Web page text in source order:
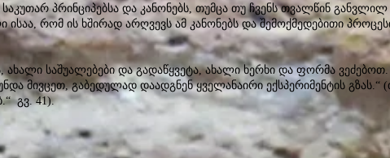
პრინციპებსა და კანონებს, თუმცა თუ ჩვენს თვალწინ
რომ ის ხშირად არღვევს ამ კანონებს და შემოქმედებითი
საშუალებები და გადაწყვეტა, ახალი ხერხი და ფორმა
მივცეთ, გაბედულად დაადგნენ ყველანაირი ექსპერიმენტის გზას.“
გვ. 41).